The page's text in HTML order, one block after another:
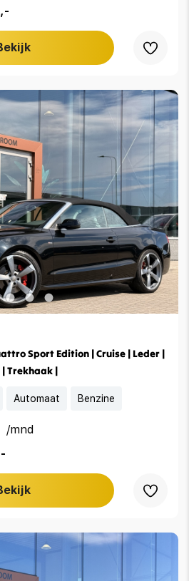
Sport Edition | Cruise | Leder |
Trekhaak |
Automaat Benzine
/mnd